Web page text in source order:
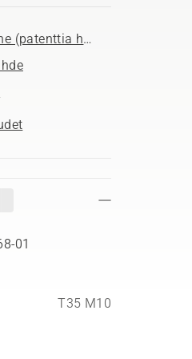
(patenttia haettu)
T35 M10